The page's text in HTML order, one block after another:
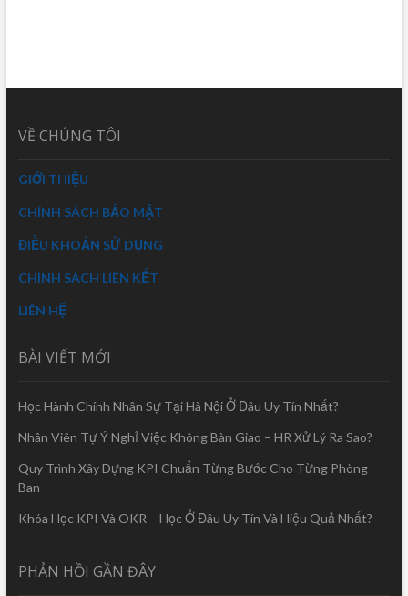
VỀ CHÚNG TÔI
GIỚI THIỆU
CHÍNH SÁCH BẢO MẬT
ĐIỀU KHOẢN SỬ DỤNG
CHÍNH SÁCH LIÊN KẾT
LIÊN HỆ
BÀI VIẾT MỚI
Học Hành Chính Nhân Sự Tại Hà Nội Ở Đâu Uy Tín Nhất?
Nhân Viên Tự Ý Nghỉ Việc Không Bàn Giao – HR Xử Lý Ra Sao?
Quy Trình Xây Dựng KPI Chuẩn Từng Bước Cho Từng Phòng
Ban
Khóa Học KPI Và OKR – Học Ở Đâu Uy Tín Và Hiệu Quả Nhất?
PHẢN HỒI GẦN ĐÂY